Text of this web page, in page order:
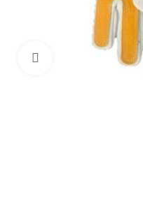
Haga Click para